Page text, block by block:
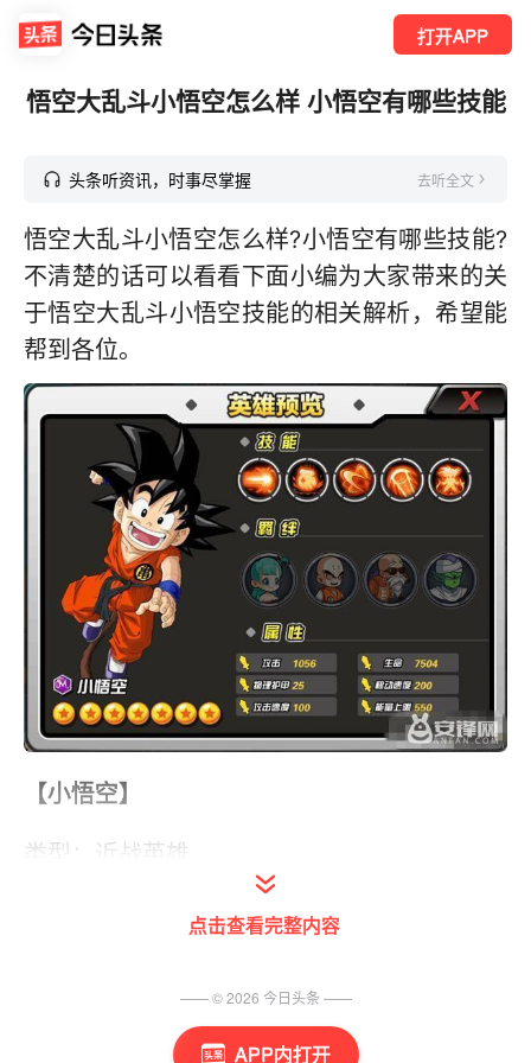
打开APP
APP内打开
悟空大乱斗小悟空怎么样 小悟空有哪些技能
头条听资讯，时事尽掌握 去听全文
悟空大乱斗小悟空怎么样?小悟空有哪些技能?
不清楚的话可以看看下面小编为大家带来的关
于悟空大乱斗小悟空技能的相关解析，希望能
帮到各位。
【小悟空】
类型：近战英雄
介绍：一代少年偶像，手持如意棒，脚踩筋斗
点击查看完整内容
—— ©2026 今日头条 ——